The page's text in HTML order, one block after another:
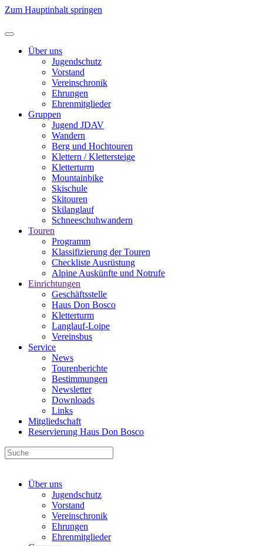
Zum Hauptinhalt springen
Über uns
Jugendschutz
Vorstand
Vereinschronik
Ehrungen
Ehrenmitglieder
Gruppen
Jugend JDAV
Wandern
Berg und Hochtouren
Klettern / Klettersteige
Kletterturm
Mountainbike
Skischule
Skitouren
Skilanglauf
Schneeschuhwandern
Touren
Programm
Klassifizierung der Touren
Checkliste Ausrüstung
Alpine Auskünfte und Notrufe
Einrichtungen
Geschäftsstelle
Haus Don Bosco
Kletterturm
Langlauf-Loipe
Vereinsbus
Service
News
Tourenberichte
Bestimmungen
Newsletter
Downloads
Links
Mitgliedschaft
Reservierung Haus Don Bosco
Über uns
Jugendschutz
Vorstand
Vereinschronik
Ehrungen
Ehrenmitglieder